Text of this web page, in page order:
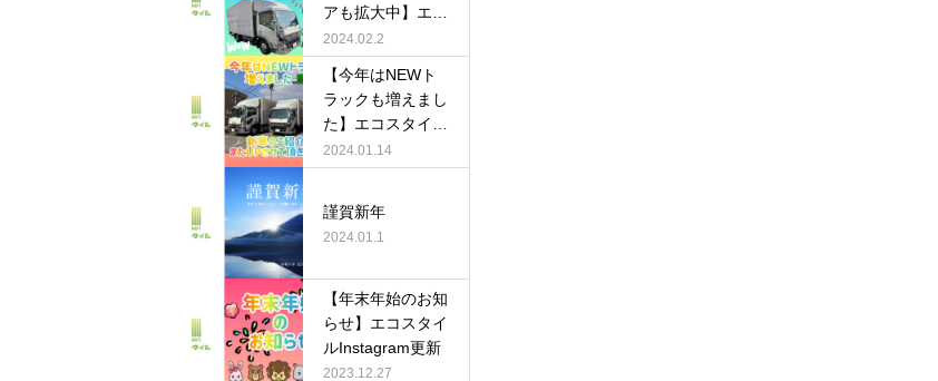
アも拡大中】エコ
スタイルInstagra
m更新
2024.02.2
【今年はNEWト
ラックも増えまし
た】エコスタイル
Instagram更新
2024.01.14
謹賀新年
2024.01.1
【年末年始のお知
らせ】エコスタイ
ルInstagram更新
2023.12.27